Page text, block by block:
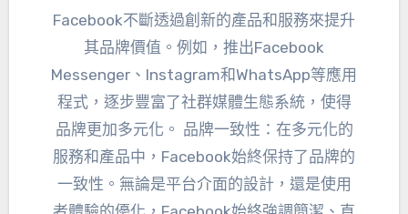
Facebook不斷透過創新的產品和服務來提升
其品牌價值。例如，推出Facebook
Messenger、Instagram和WhatsApp等應用
程式，逐步豐富了社群媒體生態系統，使得
品牌更加多元化。 品牌一致性：在多元化的
服務和產品中，Facebook始終保持了品牌的
一致性。無論是平台介面的設計，還是使用